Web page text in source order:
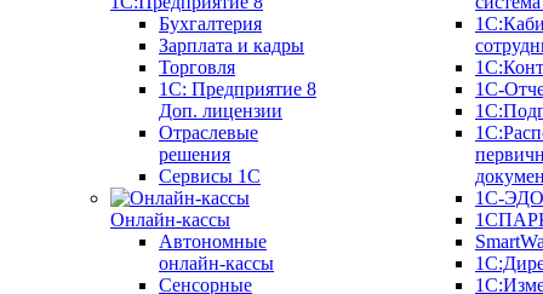
Бухгалтерия
Зарплата и кадры
Торговля
1C: Предприятие 8
Доп. лицензии
Отраслевые
решения
Сервисы 1С
Онлайн-кассы
Автономные
онлайн-кассы
Сенсорные
1С-
1С-ЭДО